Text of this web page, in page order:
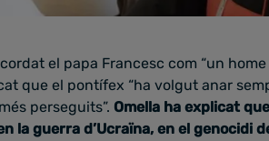
el papa Francesc com “un
que el pontífex “ha volgut anar
perseguits”. Omella ha explicat
la guerra d’Ucraïna, en el genocidi